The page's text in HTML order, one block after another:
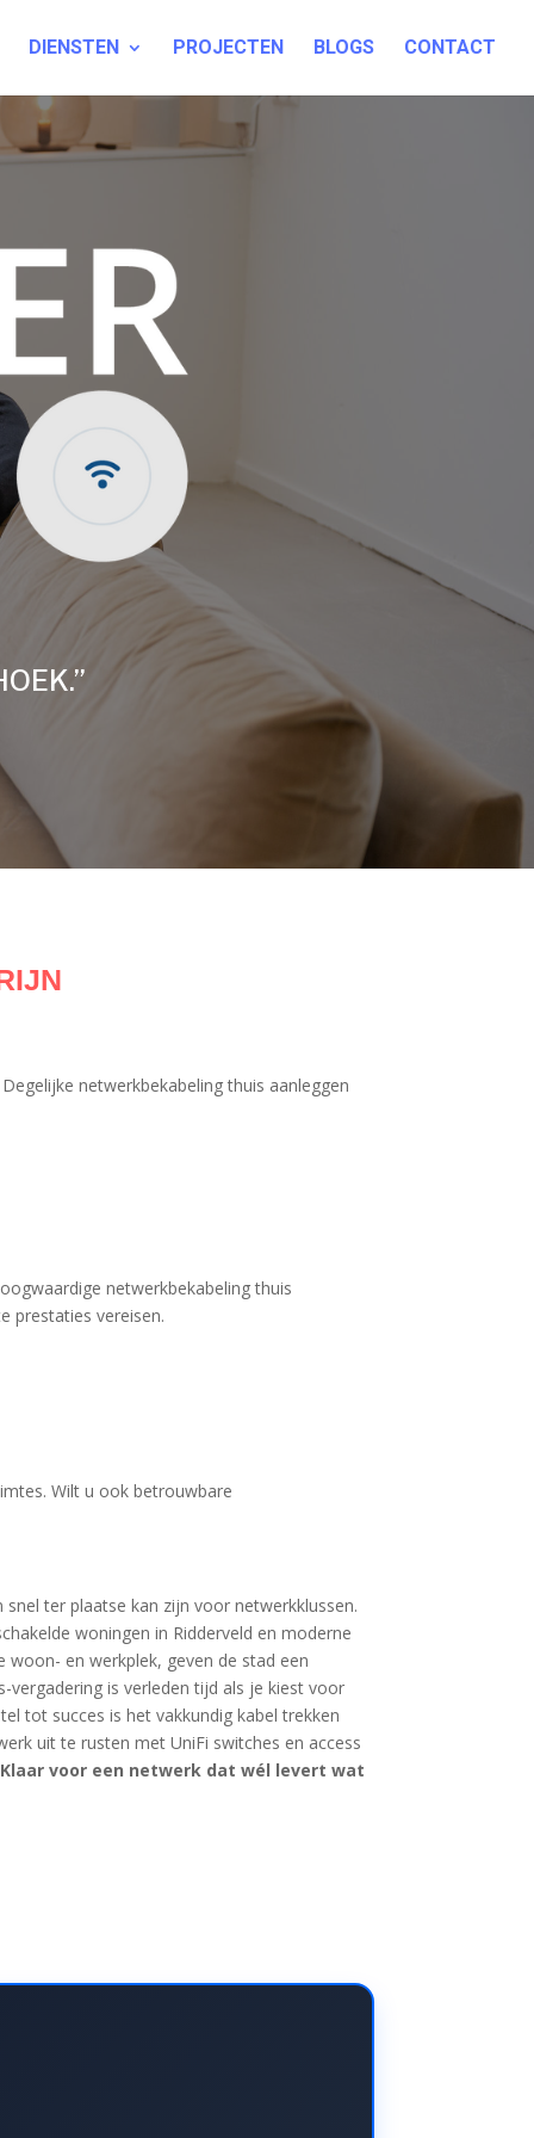
DIENSTEN PROJECTEN BLOGS CONTACT
netwerkbekabeling thuis aanleggen
netwerkbekabeling thuis
prestaties vereisen.
Wilt u ook betrouwbare
ter plaatse kan zijn voor netwerkklussen.
woningen in Ridderveld en moderne
en werkplek, geven de stad een
is verleden tijd als je kiest voor
tot succes is het vakkundig kabel trekken
uit te rusten met UniFi switches en access
Klaar voor een netwerk dat wél levert wat